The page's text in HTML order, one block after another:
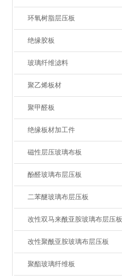
环氧树脂层压板
绝缘胶板
玻璃纤维滤料
聚乙烯板材
聚甲醛板
绝缘板材加工件
磁性层压玻璃布板
酚醛玻璃布层压板
二苯醚玻璃布层压板
改性双马来酰亚胺玻璃布层压板
改性聚酰亚胺玻璃布层压板
聚酯玻璃纤维板